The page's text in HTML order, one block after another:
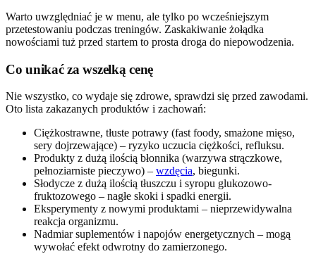
Warto uwzględniać je w menu, ale tylko po wcześniejszym
przetestowaniu podczas treningów. Zaskakiwanie żołądka
nowościami tuż przed startem to prosta droga do niepowodzenia.
Co unikać za wszelką cenę
Nie wszystko, co wydaje się zdrowe, sprawdzi się przed zawodami.
Oto lista zakazanych produktów i zachowań:
Ciężkostrawne, tłuste potrawy (fast foody, smażone mięso,
sery dojrzewające) – ryzyko uczucia ciężkości, refluksu.
Produkty z dużą ilością błonnika (warzywa strączkowe,
pełnoziarniste pieczywo) – wzdęcia, biegunki.
Słodycze z dużą ilością tłuszczu i syropu glukozowo-
fruktozowego – nagłe skoki i spadki energii.
Eksperymenty z nowymi produktami – nieprzewidywalna
reakcja organizmu.
Nadmiar suplementów i napojów energetycznych – mogą
wywołać efekt odwrotny do zamierzonego.